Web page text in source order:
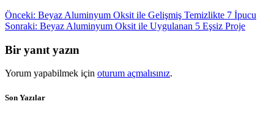
Yazı
gezinmesi
Önceki: Önceki
yazı:
Beyaz Aluminyum Oksit ile Gelişmiş Temizlikte 7 İpucu
Sonraki: Sonraki
Beyaz Aluminyum Oksit ile Uygulanan 5 Eşsiz Proje
Bir yanıt yazın
Yorum yapabilmek için oturum açmalısınız.
Son Yazılar